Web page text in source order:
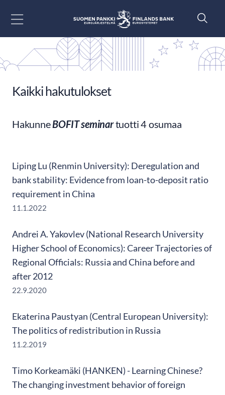
Kaikki hakutulokset
HakunneBOFIT seminartuotti 4 osumaa
Liping Lu (Renmin University): Deregulation and
bank stability: Evidence from loan-to-deposit ratio
requirement in China
11.1.2022
Andrei A. Yakovlev (National Research University
Higher School of Economics): Career Trajectories of
Regional Officials: Russia and China before and
after 2012
22.9.2020
Ekaterina Paustyan (Central European University):
The politics of redistribution in Russia
11.2.2019
Timo Korkeamäki (HANKEN) - Learning Chinese?
The changing investment behavior of foreign